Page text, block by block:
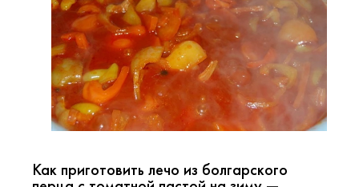
Как приготовить лечо из болгарского